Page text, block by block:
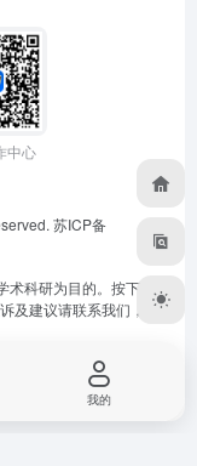
中心
苏ICP备
术科研为目的。按下
及建议请联系我们，
我的